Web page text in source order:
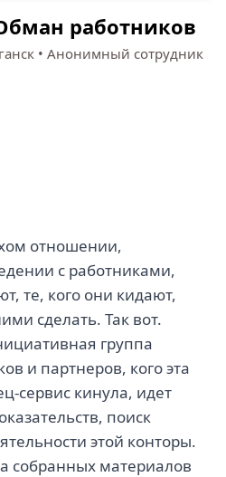
работников
• Анонимный сотрудник
отношении,
с работниками,
те, кого они кидают,
сделать. Так вот.
группа
и партнеров, кого эта
сервис кинула, идет
поиск
этой конторы.
собранных материалов